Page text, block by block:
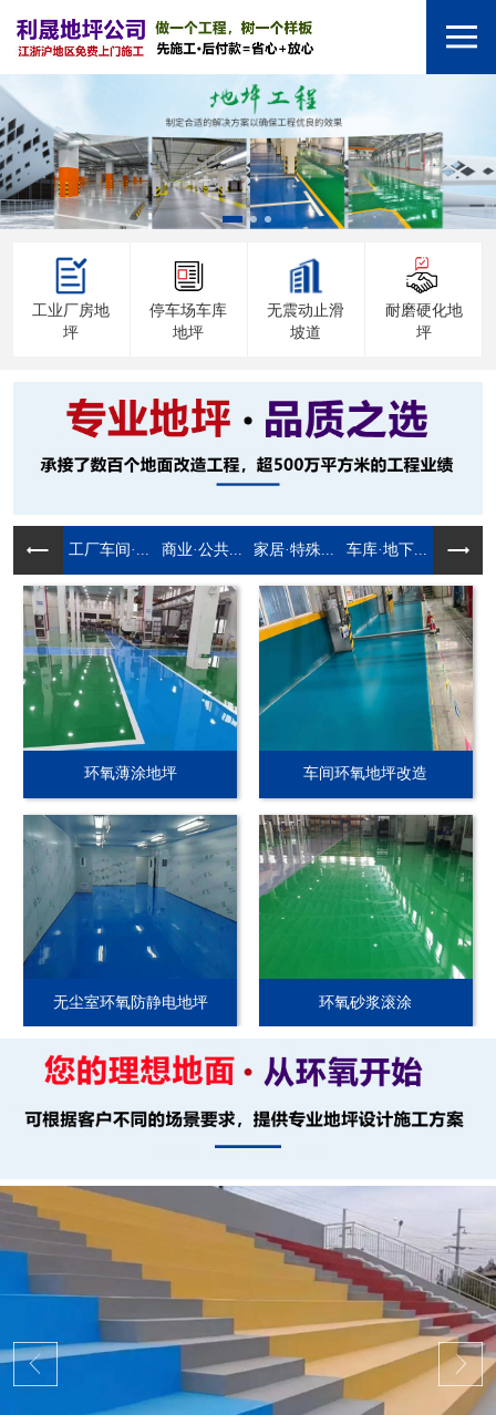
工业厂房地
坪
停车场车库
地坪
无震动止滑
坡道
耐磨硬化地
坪
工厂车间·... 商业·公共... 家居·特殊... 车库·地下...
环氧薄涂地坪 车间环氧地坪改造
无尘室环氧防静电地坪 环氧砂浆滚涂